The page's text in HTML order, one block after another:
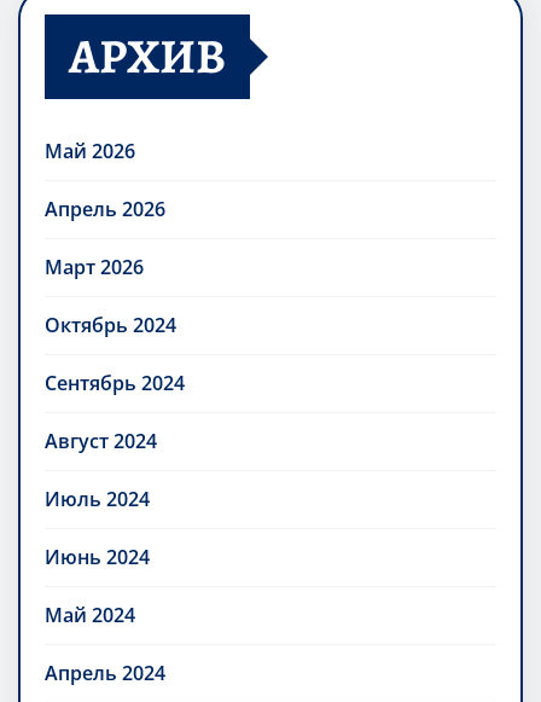
АРХИВ
Май 2026
Апрель 2026
Март 2026
Октябрь 2024
Сентябрь 2024
Август 2024
Июль 2024
Июнь 2024
Май 2024
Апрель 2024